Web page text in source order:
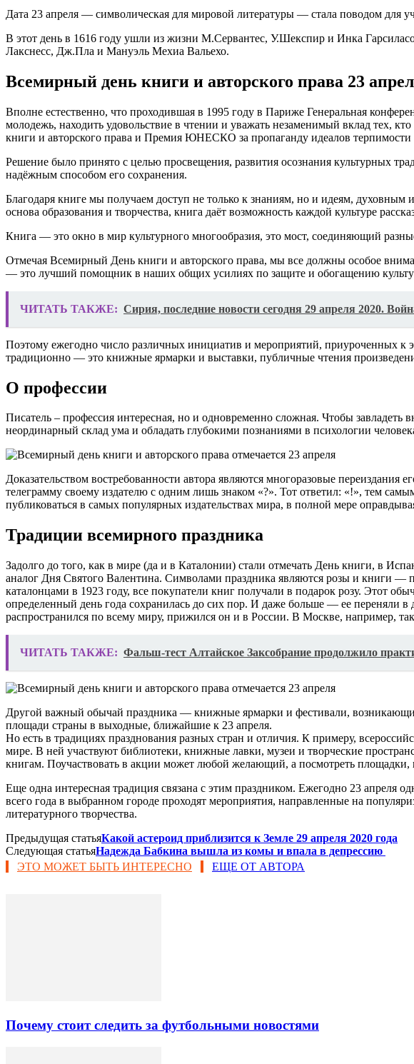
Дата 23 апреля — символическая для мировой литературы — стала поводом для
В этот день в 1616 году ушли из жизни М.Сервантес, У.Шекспир и Инка
Лакснесс, Дж.Пла и Мануэль Мехиа Вальехо.
Всемирный день книги и авторского права 23
Вполне естественно, что проходившая в 1995 году в Париже Генеральная
молодежь, находить удовольствие в чтении и уважать незаменимый вклад тех,
книги и авторского права и Премия ЮНЕСКО за пропаганду идеалов терпимости
Решение было принято с целью просвещения, развития осознания культурных
надёжным способом его сохранения.
Благодаря книге мы получаем доступ не только к знаниям, но и идеям,
основа образования и творчества, книга даёт возможность каждой культуре
Книга — это окно в мир культурного многообразия, это мост, соединяющий
Отмечая Всемирный День книги и авторского права, мы все должны особое
— это лучший помощник в наших общих усилиях по защите и обогащению
ЧИТАТЬ ТАКЖЕ: Сирия, последние новости сегодня 29 апреля 2020.
Поэтому ежегодно число различных инициатив и мероприятий, приуроченных к
традиционно — это книжные ярмарки и выставки, публичные чтения
О профессии
Писатель – профессия интересная, но и одновременно сложная. Чтобы
неординарный склад ума и обладать глубокими познаниями в психологии
Доказательством востребованности автора являются многоразовые
телеграмму своему издателю с одним лишь знаком «?». Тот ответил: «!», тем
публиковаться в самых популярных издательствах мира, в полной мере
Традиции всемирного праздника
Задолго до того, как в мире (да и в Каталонии) стали отмечать День книги, в
аналог Дня Святого Валентина. Символами праздника являются розы и книги
каталонцами в 1923 году, все покупатели книг получали в подарок розу. Этот
определенный день года сохранилась до сих пор. И даже больше — ее переняли
распространился по всему миру, прижился он и в России. В Москве, например,
ЧИТАТЬ ТАКЖЕ: Фальш-тест Алтайское Заксобрание продолжило
Другой важный обычай праздника — книжные ярмарки и фестивали,
площади страны в выходные, ближайшие к 23 апреля.
Но есть в традициях празднования разных стран и отличия. К примеру,
мире. В ней участвуют библиотеки, книжные лавки, музеи и творческие
книгам. Поучаствовать в акции может любой желающий, а посмотреть площадки,
Еще одна интересная традиция связана с этим праздником. Ежегодно 23 апреля
всего года в выбранном городе проходят мероприятия, направленные на
литературного творчества.
Предыдущая статьяКакой астероид приблизится к Земле 29 апреля 2020 года
Следующая статьяНадежда Бабкина вышла из комы и впала в депрессию
ЭТО МОЖЕТ БЫТЬ ИНТЕРЕСНО
ЕЩЕ ОТ АВТОРА
Почему стоит следить за футбольными новостями